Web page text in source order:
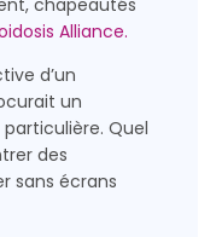
Alliance.
d’un
un
Quel
des
sans écrans